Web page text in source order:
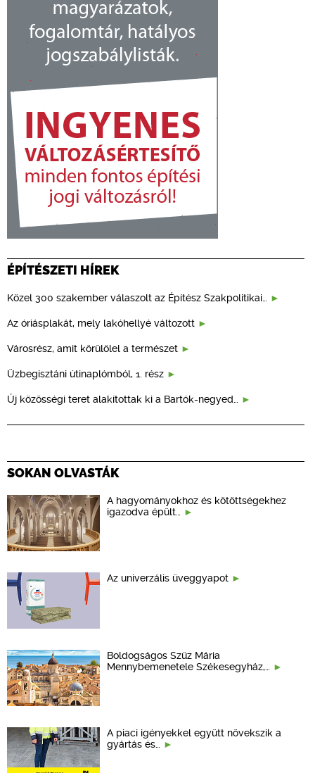
ÉPÍTÉSZETI HÍREK
Közel 300 szakember válaszolt az Építész Szakpolitikai…
Az óriásplakát, mely lakóhellyé változott
Városrész, amit körülölel a természet
Üzbegisztáni útinaplómból, 1. rész
Új közösségi teret alakítottak ki a Bartók-negyed…
SOKAN OLVASTÁK
A hagyományokhoz és kötöttségekhez
igazodva épült…
Az univerzális üveggyapot
Boldogságos Szűz Mária
Mennybemenetele Székesegyház,…
A piaci igényekkel együtt növekszik a
gyártás és…